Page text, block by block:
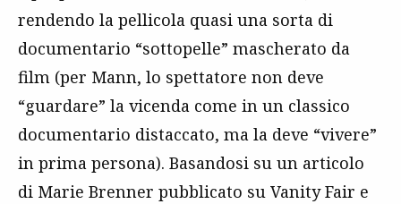
rendendo la pellicola quasi una sorta di
documentario “sottopelle” mascherato da
film (per Mann, lo spettatore non deve
“guardare” la vicenda come in un classico
documentario distaccato, ma la deve “vivere”
in prima persona). Basandosi su un articolo
di Marie Brenner pubblicato su Vanity Fair e